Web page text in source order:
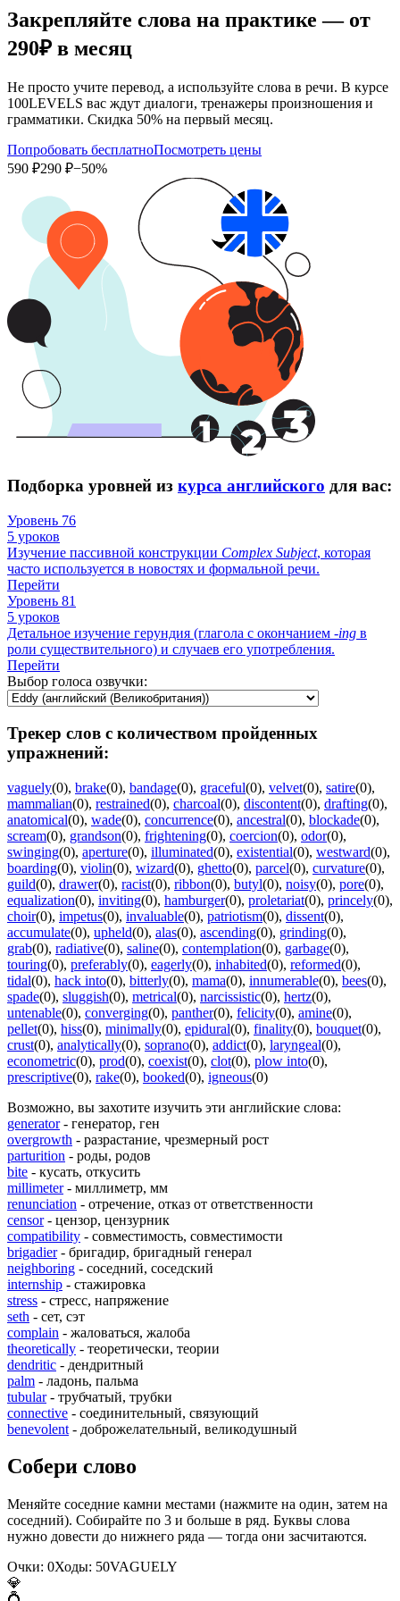
Закрепляйте слова на практике — от
290₽ в месяц
Не просто учите перевод, а используйте слова в речи. В курсе
100LEVELS вас ждут диалоги, тренажеры произношения и
грамматики. Скидка 50% на первый месяц.
Попробовать бесплатноПосмотреть цены
590 ₽290 ₽−50%
Подборка уровней из курса английского для вас:
Уровень 76
5 уроков
Изучение пассивной конструкции Complex Subject, которая
часто используется в новостях и формальной речи.
Перейти
Уровень 81
5 уроков
Детальное изучение герундия (глагола с окончанием -ing в
роли существительного) и случаев его употребления.
Перейти
Выбор голоса озвучки:
Трекер слов с количеством пройденных
упражнений:
vaguely(0), brake(0), bandage(0), graceful(0), velvet(0), satire(0),
mammalian(0), restrained(0), charcoal(0), discontent(0), drafting(0),
anatomical(0), wade(0), concurrence(0), ancestral(0), blockade(0),
scream(0), grandson(0), frightening(0), coercion(0), odor(0),
swinging(0), aperture(0), illuminated(0), existential(0), westward(0),
boarding(0), violin(0), wizard(0), ghetto(0), parcel(0), curvature(0),
guild(0), drawer(0), racist(0), ribbon(0), butyl(0), noisy(0), pore(0),
equalization(0), inviting(0), hamburger(0), proletariat(0), princely(0),
choir(0), impetus(0), invaluable(0), patriotism(0), dissent(0),
accumulate(0), upheld(0), alas(0), ascending(0), grinding(0),
grab(0), radiative(0), saline(0), contemplation(0), garbage(0),
touring(0), preferably(0), eagerly(0), inhabited(0), reformed(0),
tidal(0), hack into(0), bitterly(0), mama(0), innumerable(0), bees(0),
spade(0), sluggish(0), metrical(0), narcissistic(0), hertz(0),
untenable(0), converging(0), panther(0), felicity(0), amine(0),
pellet(0), hiss(0), minimally(0), epidural(0), finality(0), bouquet(0),
crust(0), analytically(0), soprano(0), addict(0), laryngeal(0),
econometric(0), prod(0), coexist(0), clot(0), plow into(0),
prescriptive(0), rake(0), booked(0), igneous(0)
Возможно, вы захотите изучить эти английские слова:
generator- генератор, ген
overgrowth - разрастание, чрезмерный рост
parturition - роды, родов
bite - кусать, откусить
millimeter- миллиметр, мм
renunciation - отречение, отказ от ответственности
censor- цензор, цензурник
compatibility - совместимость, совместимости
brigadier- бригадир, бригадный генерал
neighboring - соседний, соседский
internship - стажировка
stress - стресс, напряжение
seth - сет, сэт
complain - жаловаться, жалоба
theoretically - теоретически, теории
dendritic - дендритный
palm - ладонь, пальма
tubular- трубчатый, трубки
connective - соединительный, связующий
benevolent - доброжелательный, великодушный
Собери слово
Меняйте соседние камни местами (нажмите на один, затем на
соседний). Собирайте по 3 и больше в ряд. Буквы слова
нужно довести до нижнего ряда — тогда они засчитаются.
Очки: 0Ходы: 50VAGUELY
💎